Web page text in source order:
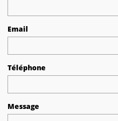
Email
Téléphone
Message